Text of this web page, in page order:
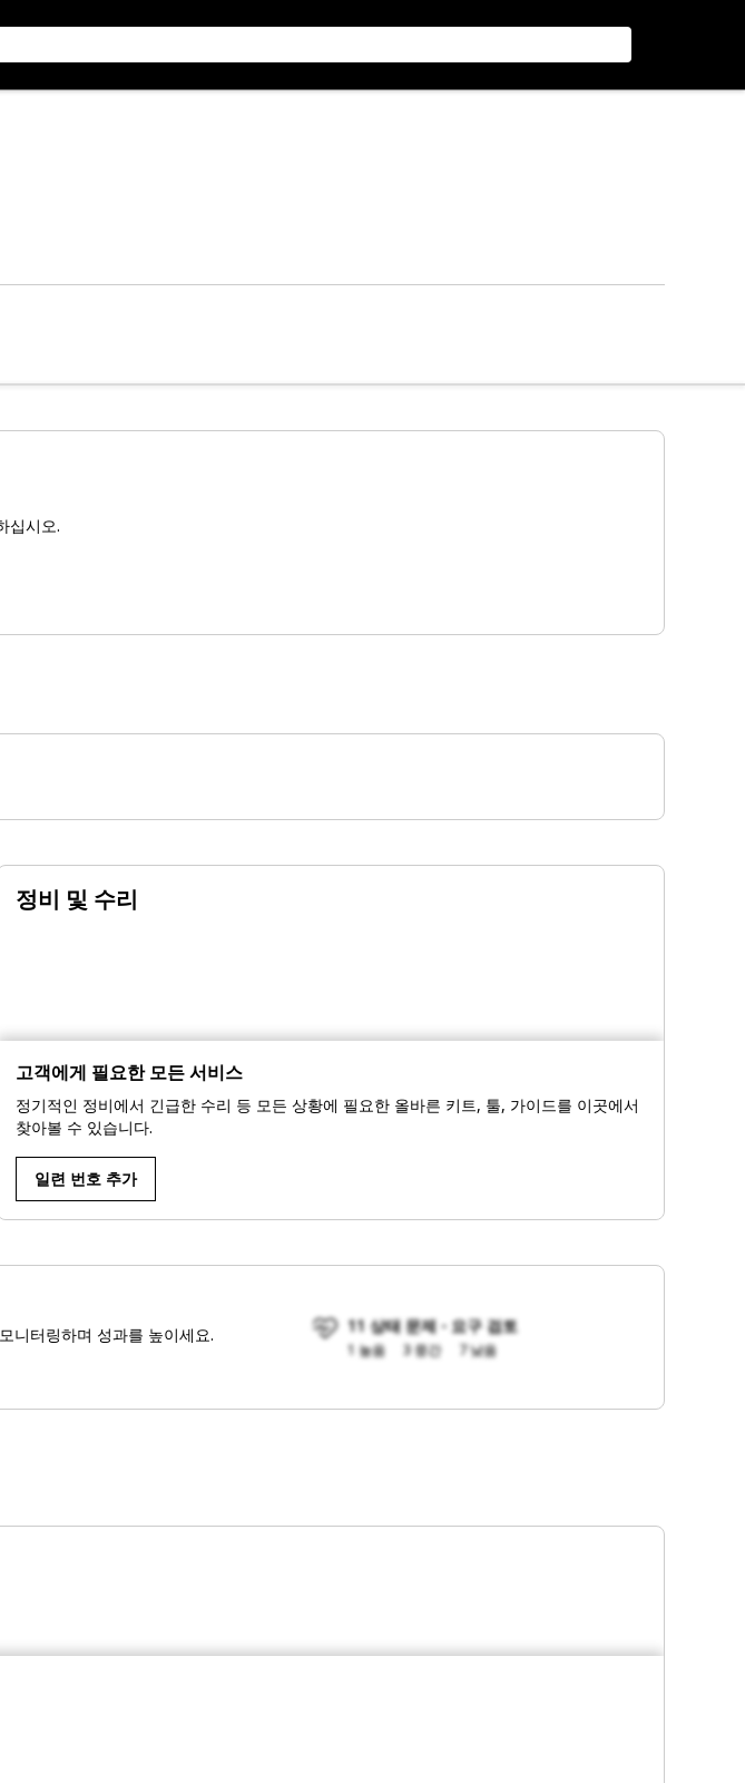
십시오.
정비 및 수리
고객에게 필요한 모든 서비스
정기적인 정비에서 긴급한 수리 등 모든 상황에 필요한 올바른 키트, 툴, 가이드를 이곳에서
찾아볼 수 있습니다.
일련 번호 추가
니터링하며 성과를 높이세요. 11 상태 문제 - 요구 검토
1 높음 3 중간 7 낮음